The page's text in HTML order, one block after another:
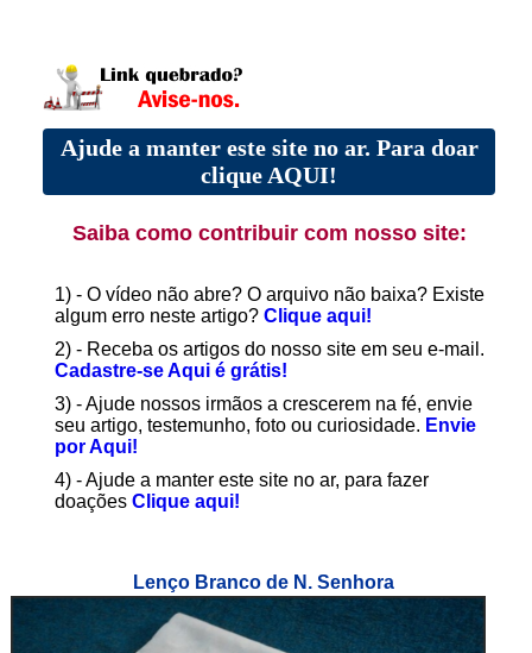
Ajude a manter este site no ar. Para doar
clique AQUI!
Saiba como contribuir com nosso site:
1) - O vídeo não abre? O arquivo não baixa? Existe
algum erro neste artigo? Clique aqui!
2) - Receba os artigos do nosso site em seu e-mail.
Cadastre-se Aqui é grátis!
3) - Ajude nossos irmãos a crescerem na fé, envie
seu artigo, testemunho, foto ou curiosidade. Envie
por Aqui!
4) - Ajude a manter este site no ar, para fazer
doações Clique aqui!
Lenço Branco de N. Senhora